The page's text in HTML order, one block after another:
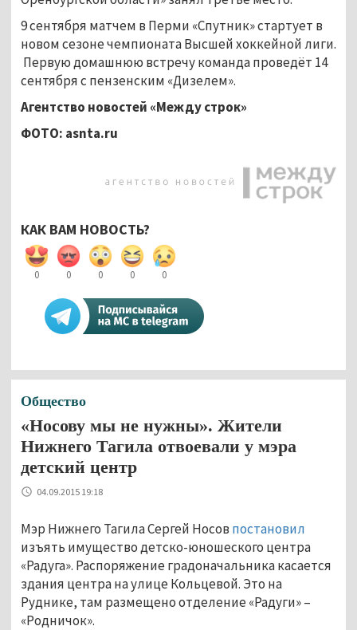
9 сентября матчем в Перми «Спутник» стартует в
новом сезоне чемпионата Высшей хоккейной лиги.
Первую домашнюю встречу команда проведёт 14
сентября с пензенским «Дизелем».
Агентство новостей «Между строк»
ФОТО: asnta.ru
КАК ВАМ НОВОСТЬ?
0 0 0 0 0
Общество
«Носову мы не нужны». Жители
Нижнего Тагила отвоевали у мэра
детский центр
04.09.2015 19:18
Мэр Нижнего Тагила Сергей Носов постановил
изъять имущество детско-юношеского центра
«Радуга». Распоряжение градоначальника касается
здания центра на улице Кольцевой. Это на
Руднике, там размещено отделение «Радуги» –
«Родничок».